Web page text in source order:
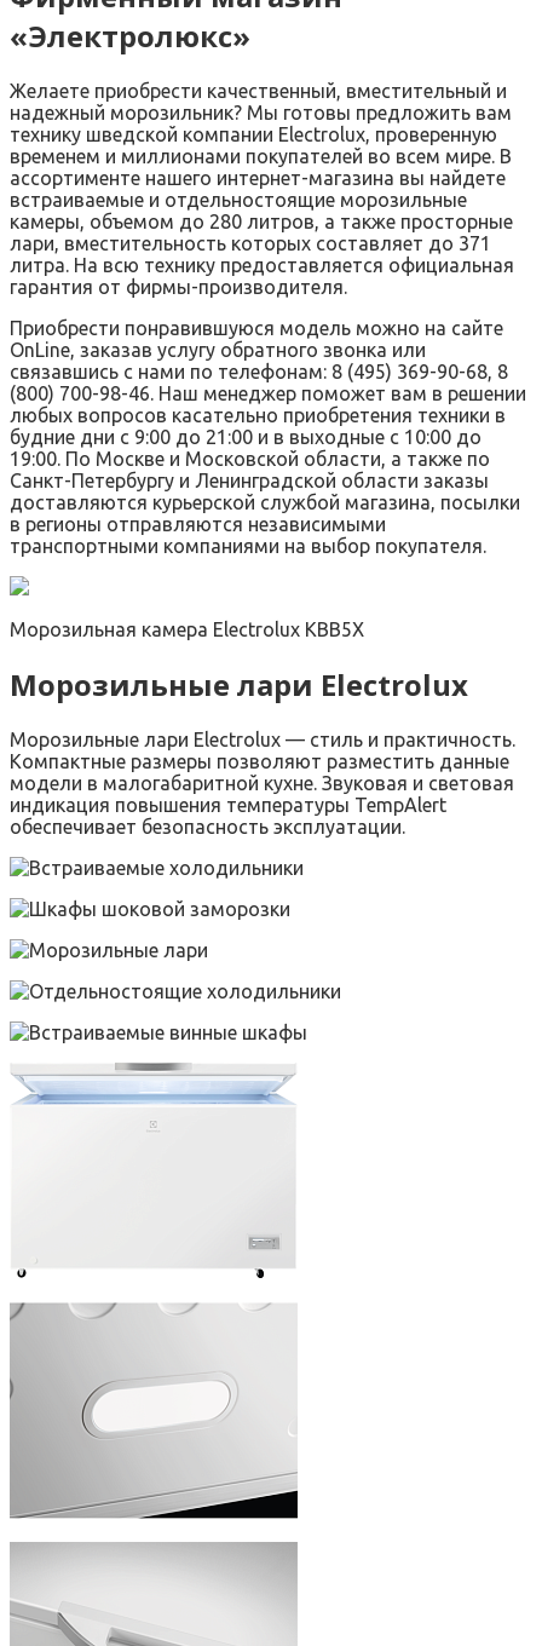
«Электролюкс»
Желаете приобрести качественный, вместительный и
надежный морозильник? Мы готовы предложить вам
технику шведской компании Electrolux, проверенную
временем и миллионами покупателей во всем мире. В
ассортименте нашего интернет-магазина вы найдете
встраиваемые и отдельностоящие морозильные
камеры, объемом до 280 литров, а также просторные
лари, вместительность которых составляет до 371
литра. На всю технику предоставляется официальная
гарантия от фирмы-производителя.
Приобрести понравившуюся модель можно на сайте
OnLine, заказав услугу обратного звонка или
связавшись с нами по телефонам: 8 (495) 369-90-68, 8
(800) 700-98-46. Наш менеджер поможет вам в решении
любых вопросов касательно приобретения техники в
будние дни с 9:00 до 21:00 и в выходные с 10:00 до
19:00. По Москве и Московской области, а также по
Санкт-Петербургу и Ленинградской области заказы
доставляются курьерской службой магазина, посылки
в регионы отправляются независимыми
транспортными компаниями на выбор покупателя.
Морозильная камера Electrolux KBB5X
Морозильные лари Electrolux
Морозильные лари Electrolux — стиль и практичность.
Компактные размеры позволяют разместить данные
модели в малогабаритной кухне. Звуковая и световая
индикация повышения температуры TempAlert
обеспечивает безопасность эксплуатации.